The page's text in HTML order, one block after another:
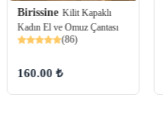
Birissine Kilit Kapaklı
Kadın El ve Omuz Çantası
(86)
160.00 ₺